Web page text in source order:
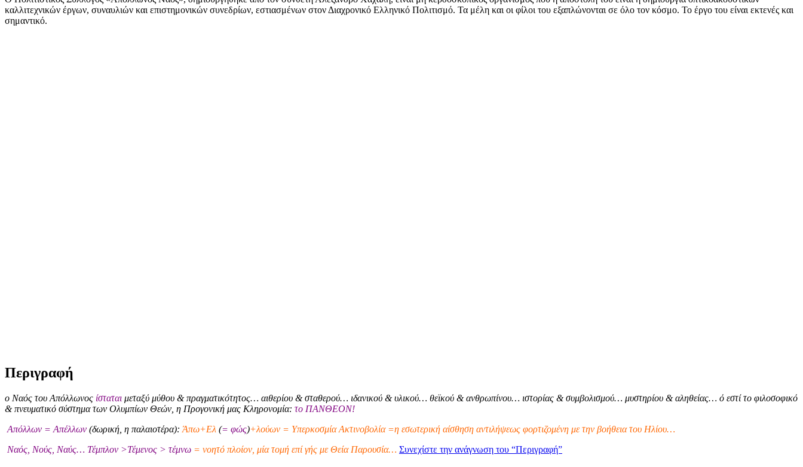
καλλιτεχνικών έργων, συναυλιών και επιστημονικών συνεδρίων, εστιασμένων στον Διαχρονικό Ελληνικό Πολιτισμό. Τα μέλη και οι φίλοι του εξαπλώνονται σε όλο τον κόσμο. Το έργο του είναι εκτενές και
σημαντικό.
Περιγραφή
ο Ναός του Απόλλωνος ίσταται μεταξύ μύθου & πραγματικότητος… αιθερίου & σταθερού… ιδανικού & υλικού… θεϊκού & ανθρωπίνου… ιστορίας & συμβολισμού… μυστηρίου & αληθείας… ό εστί το φιλοσοφικό
& πνευματικό σύστημα των Ολυμπίων Θεών, η Προγονική μας Κληρονομία: το ΠΑΝΘΕΟΝ!
Απόλλων = Απέλλων (δωρική, η παλαιοτέρα): Άπω+Ελ (= φώς)+λούων = Υπερκοσμία Ακτινοβολία =η εσωτερική αίσθηση αντιλήψεως φορτιζομένη με την βοήθεια του Ηλίου…
Ναός, Νούς, Ναύς… Τέμπλον >Τέμενος > τέμνω = νοητό πλοίον, μία τομή επί γής με Θεία Παρουσία… Συνεχίστε την ανάγνωση του “Περιγραφή”